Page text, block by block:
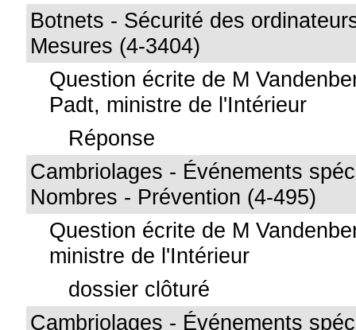
Botnets - Sécurité des
Mesures (4-3404)
Question écrite de M
Padt, ministre de l'Intérieur
Réponse
Cambriolages - Événements
Nombres - Prévention (4-495)
Question écrite de M
ministre de l'Intérieur
dossier clôturé
Cambriolages - Événements